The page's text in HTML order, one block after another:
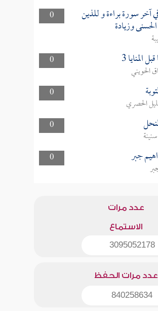
0 آخر سورة براءة و للذين
وزيادة
0
المنايا 3
الحويني
0
الحصري
0
0
جبر
عدد مرات
الاستماع
3095052178
عدد مرات الحفظ
840258634